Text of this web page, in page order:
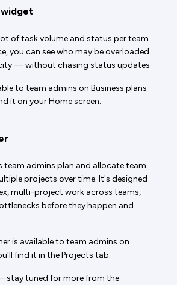
widget
of task volume and status per team
you can see who may be overloaded
— without chasing status updates.
to team admins on Business plans
it on your Home screen.
team admins plan and allocate team
projects over time. It's designed
multi-project work across teams,
before they happen and
is available to team admins on
find it in the Projects tab.
stay tuned for more from the